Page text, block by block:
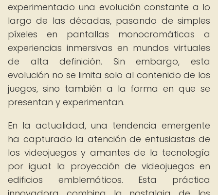
experimentado una evolución constante a lo
largo de las décadas, pasando de simples
píxeles en pantallas monocromáticas a
experiencias inmersivas en mundos virtuales
de alta definición. Sin embargo, esta
evolución no se limita solo al contenido de los
juegos, sino también a la forma en que se
presentan y experimentan.
En la actualidad, una tendencia emergente
ha capturado la atención de entusiastas de
los videojuegos y amantes de la tecnología
por igual: la proyección de videojuegos en
edificios emblemáticos. Esta práctica